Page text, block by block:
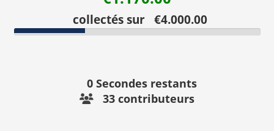
collectés sur €4.000.00
0Secondes restants
33 contributeurs